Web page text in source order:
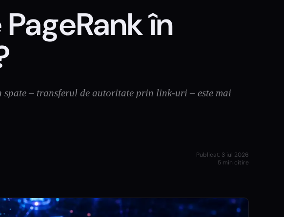
în
spate – transferul de autoritate prin link-uri – este mai
Publicat: 3 iul 2026
5 min citire